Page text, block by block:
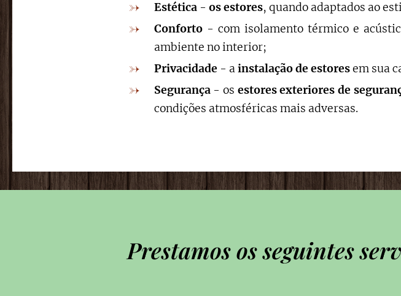
Estética- os estores, quando adaptados ao
Conforto- com isolamento térmico e
ambiente no interior;
Privacidade - ainstalação de estoresem sua
Segurança- os estores exteriores de
condições atmosféricas mais adversas.
Prestamos os seguintes